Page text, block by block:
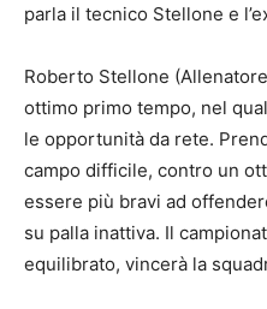
parla il tecnico Stellone e
Roberto Stellone
ottimo primo tempo, nel
le opportunità da rete.
campo difficile, contro un
essere più bravi ad
su palla inattiva. Il
equilibrato, vincerà la